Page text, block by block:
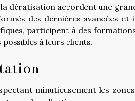
dératisation accordent une
des dernières avancées et
participent à des
à leurs clients.
minutieusement les